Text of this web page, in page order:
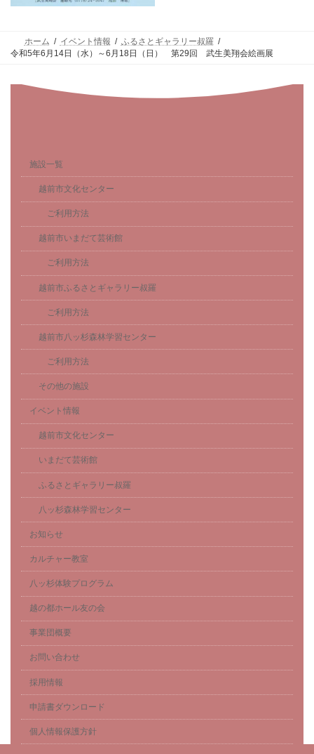
ホーム イベント情報
ふるさとギャラリー叔羅
令和5年6月14日（水）～6月18日（日） 第29回 武生美翔会絵画展
施設一覧
越前市文化センター
ご利用方法
越前市いまだて芸術館
ご利用方法
越前市ふるさとギャラリー叔羅
ご利用方法
越前市八ッ杉森林学習センター
ご利用方法
その他の施設
イベント情報
越前市文化センター
いまだて芸術館
ふるさとギャラリー叔羅
八ッ杉森林学習センター
お知らせ
カルチャー教室
八ッ杉体験プログラム
越の都ホール友の会
事業団概要
お問い合わせ
採用情報
申請書ダウンロード
個人情報保護方針